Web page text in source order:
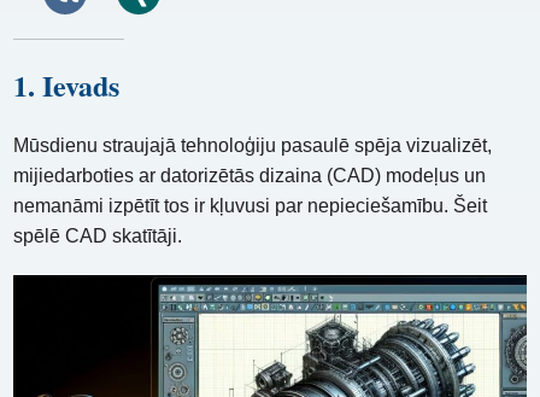
1. Ievads
Mūsdienu straujajā tehnoloģiju pasaulē spēja vizualizēt,
mijiedarboties ar datorizētās dizaina (CAD) modeļus un
nemanāmi izpētīt tos ir kļuvusi par nepieciešamību. Šeit
spēlē CAD skatītāji.